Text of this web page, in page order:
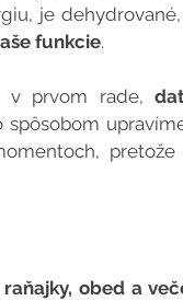
funkcie.
v prvom rade,
spôsobom
obed a